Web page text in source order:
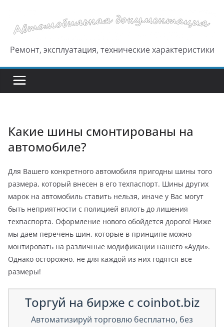
содержимому
Ремонт, эксплуатация, технические характеристики
Какие шины смонтированы на
автомобиле?
Для Вашего конкретного автомобиля пригодны шины того
размера, который внесен в его техпаспорт. Шины других
марок на автомобиль ставить нельзя, иначе у Вас могут
быть неприятности с полицией вплоть до лишения
техпаспорта. Оформление нового обойдется дорого! Ниже
мы даем перечень шин, которые в принципе можно
монтировать на различные модификации нашего «Ауди».
Однако осторожно, не для каждой из них годятся все
размеры!
Торгуй на бирже с coinbot.biz
Автоматизируй торговлю бесплатно, без